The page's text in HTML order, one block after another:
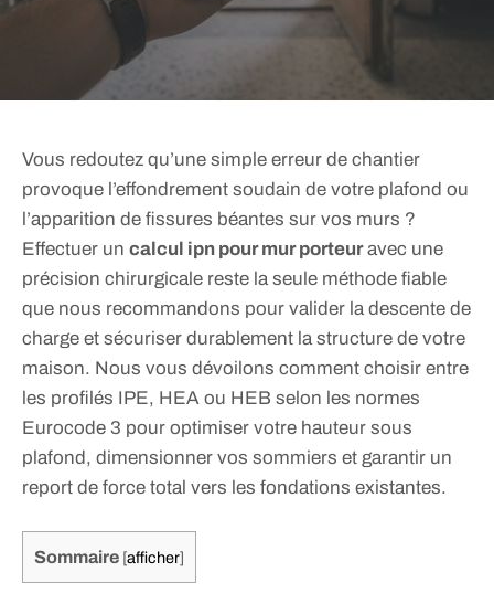
Vous redoutez qu’une simple erreur de chantier
provoque l’effondrement soudain de votre plafond ou
l’apparition de fissures béantes sur vos murs ?
Effectuer un calcul ipn pour mur porteuravec une
précision chirurgicale reste la seule méthode fiable
que nous recommandons pour valider la descente de
charge et sécuriser durablement la structure de votre
maison. Nous vous dévoilons comment choisir entre
les profilés IPE, HEA ou HEB selon les normes
Eurocode 3 pour optimiser votre hauteur sous
plafond, dimensionner vos sommiers et garantir un
report de force total vers les fondations existantes.
Sommaire [afficher]